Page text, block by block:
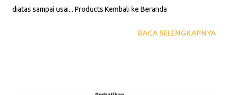
diatas sampai usai... Products Kembali ke Beranda
BACA SELENGKAPNYA